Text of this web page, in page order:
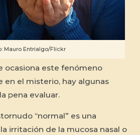
Mauro Entrialgo/Flickr
ocasiona este fenómeno
en el misterio, hay algunas
pena evaluar.
“normal” es una
irritación de la mucosa nasal o